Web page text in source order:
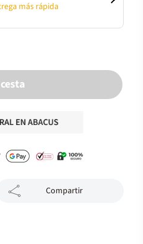
más rápida
Compartir